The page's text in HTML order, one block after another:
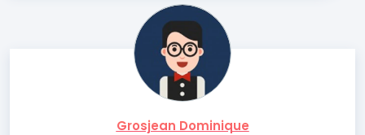
Grosjean Dominique